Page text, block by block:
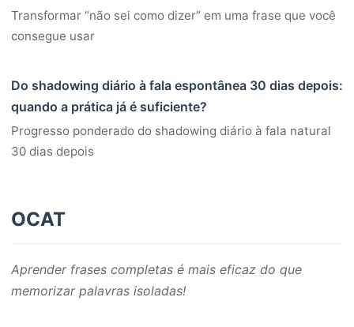
Transformar “não sei como dizer” em uma frase que você
consegue usar
Do shadowing diário à fala espontânea 30 dias depois:
quando a prática já é suficiente?
Progresso ponderado do shadowing diário à fala natural
30 dias depois
OCAT
Aprender frases completas é mais eficaz do que
memorizar palavras isoladas!